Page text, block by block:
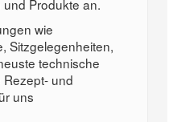
Produkte an.
wie
Sitzgelegenheiten,
technische
und
uns